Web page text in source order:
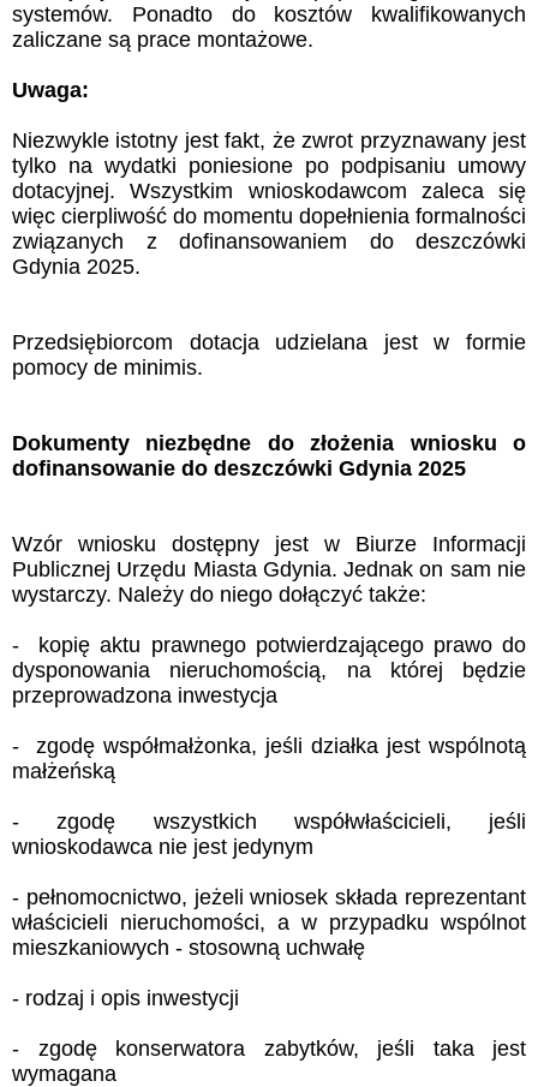
systemów. Ponadto do kosztów kwalifikowanych
zaliczane są prace montażowe.
Uwaga:
Niezwykle istotny jest fakt, że zwrot przyznawany jest
tylko na wydatki poniesione po podpisaniu umowy
dotacyjnej. Wszystkim wnioskodawcom zaleca się
więc cierpliwość do momentu dopełnienia formalności
związanych z dofinansowaniem do deszczówki
Gdynia 2025.
Przedsiębiorcom dotacja udzielana jest w formie
pomocy de minimis.
Dokumenty niezbędne do złożenia wniosku o
dofinansowanie do deszczówki Gdynia 2025
Wzór wniosku dostępny jest w Biurze Informacji
Publicznej Urzędu Miasta Gdynia. Jednak on sam nie
wystarczy. Należy do niego dołączyć także:
- kopię aktu prawnego potwierdzającego prawo do
dysponowania nieruchomością, na której będzie
przeprowadzona inwestycja
- zgodę współmałżonka, jeśli działka jest wspólnotą
małżeńską
- zgodę wszystkich współwłaścicieli, jeśli
wnioskodawca nie jest jedynym
- pełnomocnictwo, jeżeli wniosek składa reprezentant
właścicieli nieruchomości, a w przypadku wspólnot
mieszkaniowych - stosowną uchwałę
- rodzaj i opis inwestycji
- zgodę konserwatora zabytków, jeśli taka jest
wymagana